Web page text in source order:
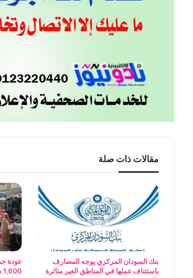
مقالات ذات صلة
بنك السودان المركزي يوجه المصارف
باستئناف عملها في المناطق الغير متاثرة
عودة